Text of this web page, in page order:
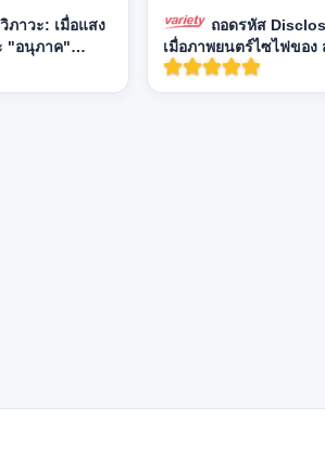
ภาวะ: เมื่อแสง
"อนุภาค"
ร?
ถอดรหัส
เมื่อภาพยนตร์ไซไฟของ
กำลังบอก "ความจริง" ที่